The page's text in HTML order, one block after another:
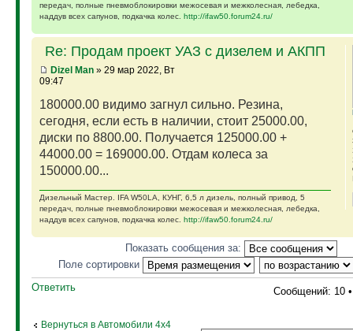
передач, полные пневмоблокировки межосевая и межколесная, лебедка,
наддув всех сапунов, подкачка колес. http://ifaw50.forum24.ru/
Re: Продам проект УАЗ с дизелем и АКПП
Dizel Man» 29 мар 2022, Вт
09:47
180000.00 видимо загнул сильно. Резина,
сегодня, если есть в наличии, стоит 25000.00,
диски по 8800.00. Получается 125000.00 +
44000.00 = 169000.00. Отдам колеса за
150000.00...
Дизельный Мастер. IFA W50LA, КУНГ, 6,5 л дизель, полный привод, 5
передач, полные пневмоблокировки межосевая и межколесная, лебедка,
наддув всех сапунов, подкачка колес. http://ifaw50.forum24.ru/
Показать сообщения за:
Поле сортировки
Ответить
Сообщений: 10
Вернуться в Автомобили 4х4